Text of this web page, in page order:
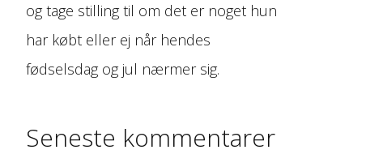
og tage stilling til om det er noget hun
har købt eller ej når hendes
fødselsdag og jul nærmer sig.
Seneste kommentarer